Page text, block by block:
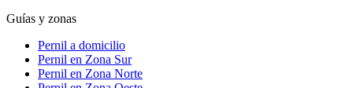
Guías y zonas
Pernil a domicilio
Pernil en Zona Sur
Pernil en Zona Norte